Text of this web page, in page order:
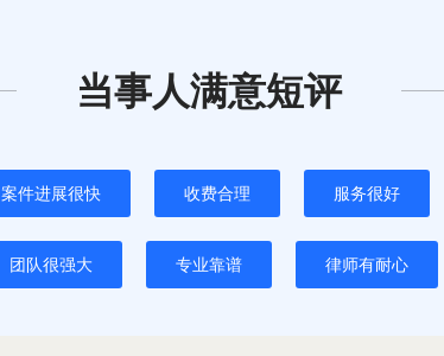
当事人满意短评
案件进展很快 收费合理 服务很好
团队很强大 专业靠谱 律师有耐心